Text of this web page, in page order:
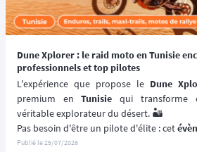
Dune Xplorer : le raid moto en Tunisie
professionnels et top pilotes
L'expérience que propose le Dune
premium en Tunisie qui transforme
véritable explorateur du désert. 🏜️
Pas besoin d'être un pilote d'élite : cet
tous ceux qui ont une base de pilotage
Publié le25/07/2026